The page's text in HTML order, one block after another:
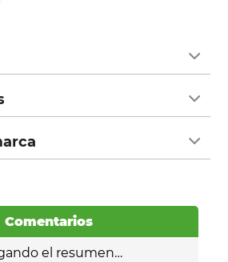
Comentarios
el resumen…